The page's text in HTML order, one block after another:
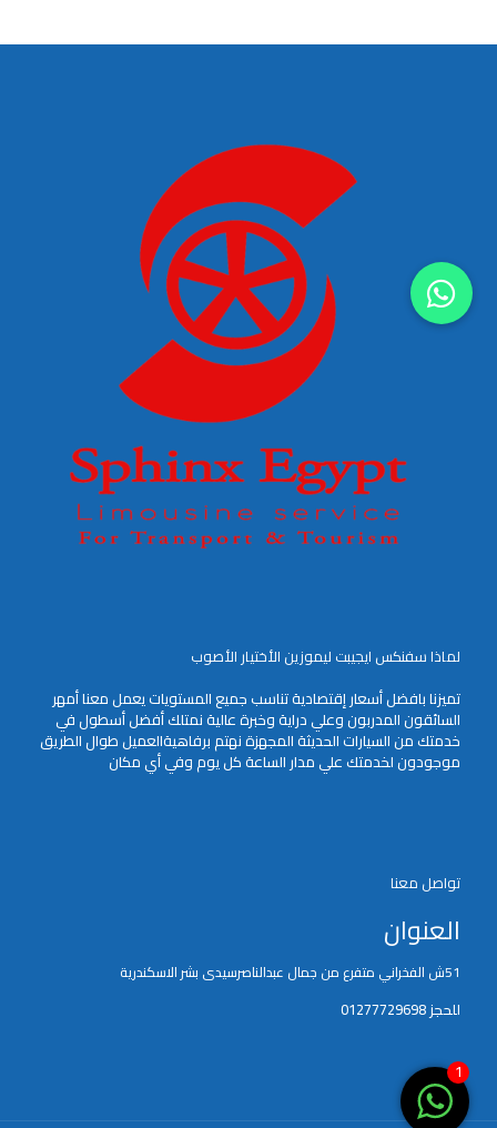
لماذا سفنكس ايجيبت ليموزين الأختيار الأصوب
تميزنا بافضل أسعار إقتصادية تناسب جميع المستويات يعمل معنا أمهر
السائقون المدربون وعلي دراية وخبرة عالية نمتلك أفضل أسطول في
خدمتك من السيارات الحديثة المجهزة نهتم برفاهيةالعميل طوال الطريق
موجودون لخدمتك علي مدار الساعة كل يوم وفي أي مكان
تواصل معنا
العنوان
51ش الفخراني متفرع من جمال عبدالناصرسيدى بشر الاسكندرية
للحجز 01277729698
1